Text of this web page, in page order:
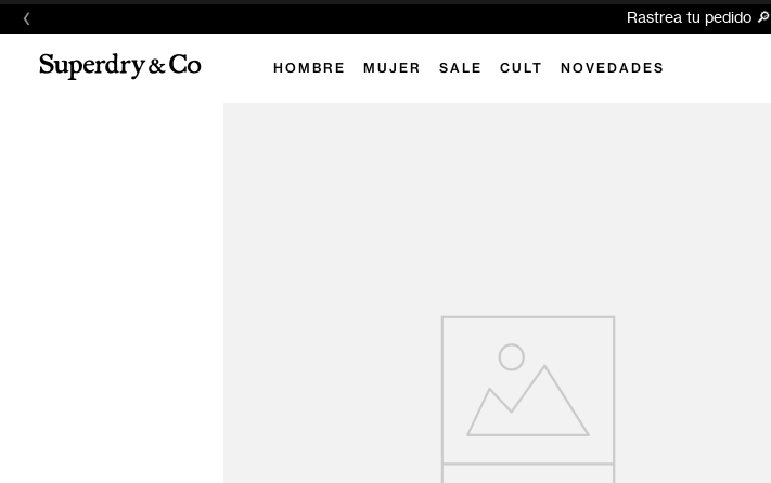
‹ Rastrea tu pedido 🔎
HOMBRE MUJER SALE CULT NOVEDADES